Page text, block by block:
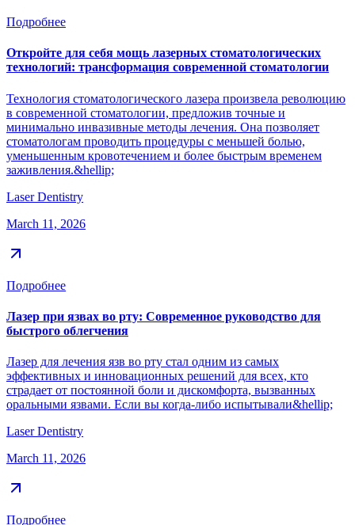
Подробнее
Откройте для себя мощь лазерных стоматологических
технологий: трансформация современной стоматологии
Технология стоматологического лазера произвела революцию
в современной стоматологии, предложив точные и
минимально инвазивные методы лечения. Она позволяет
стоматологам проводить процедуры с меньшей болью,
уменьшенным кровотечением и более быстрым временем
заживления.&hellip;
Laser Dentistry
March 11, 2026
Подробнее
Лазер при язвах во рту: Современное руководство для
быстрого облегчения
Лазер для лечения язв во рту стал одним из самых
эффективных и инновационных решений для всех, кто
страдает от постоянной боли и дискомфорта, вызванных
оральными язвами. Если вы когда-либо испытывали&hellip;
Laser Dentistry
March 11, 2026
Подробнее